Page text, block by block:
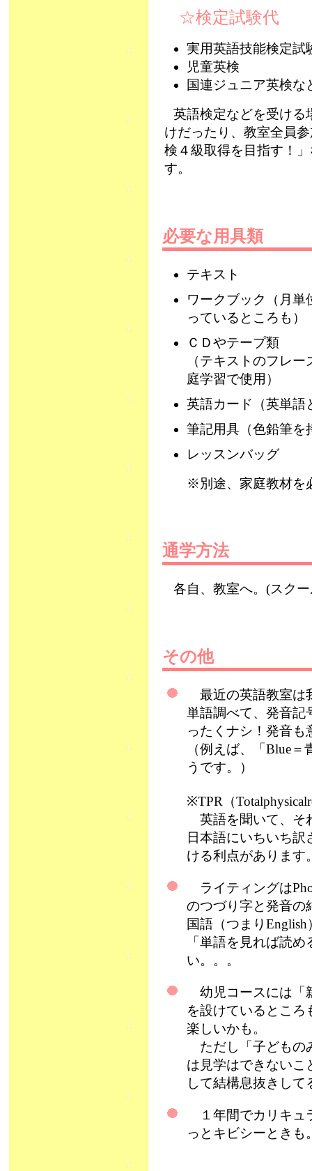
☆検定試験代
実用英語技能検定試
児童英検
国連ジュニア英検な
英語検定などを受ける
けだったり、教室全員
検４級取得を目指す！
す。
必要な用具類
テキスト
ワークブック（月単
っているところも）
ＣＤやテープ類
（テキストのフレ
庭学習で使用）
英語カード（英単語
筆記用具（色鉛筆を
レッスンバッグ
※別途、家庭教材を
通学方法
各自、教室へ。(スク
その他
最近の英語教室は
単語調べて、発音記
ったくナシ！発音
（例えば、「Blue
うです。）
※TPR（
英語を聞いて、そ
日本語にいちいち
ける利点があります
ライティングは
のつづり字と発音の
国語（つまり
「単語を見れば読
い。。。
幼児コースには「
を設けているところ
楽しいかも。
ただし「子どもの
は見学はできないこ
して結構息抜きし
１年間でカリキュ
っとキビシーときも